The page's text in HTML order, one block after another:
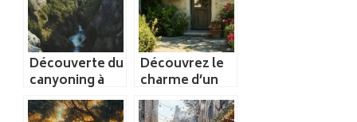
Découverte du
canyoning à
Nice :
sensations
Découvrez le
charme d’un
séjour en gîte
de Roya au